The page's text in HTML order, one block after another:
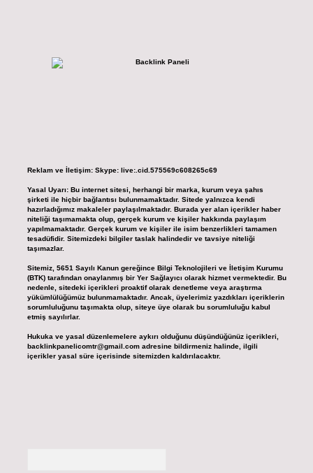
Reklam ve İletişim: Skype: live:.cid.575569c608265c69
Yasal Uyarı: Bu internet sitesi, herhangi bir marka, kurum veya şahıs
şirketi ile hiçbir bağlantısı bulunmamaktadır. Sitede yalnızca kendi
hazırladığımız makaleler paylaşılmaktadır. Burada yer alan içerikler haber
niteliği taşımamakta olup, gerçek kurum ve kişiler hakkında paylaşım
yapılmamaktadır. Gerçek kurum ve kişiler ile isim benzerlikleri tamamen
tesadüfidir. Sitemizdeki bilgiler taslak halindedir ve tavsiye niteliği
taşımazlar.
Sitemiz, 5651 Sayılı Kanun gereğince Bilgi Teknolojileri ve İletişim Kurumu
(BTK) tarafından onaylanmış bir Yer Sağlayıcı olarak hizmet vermektedir. Bu
nedenle, sitedeki içerikleri proaktif olarak denetleme veya araştırma
yükümlülüğümüz bulunmamaktadır. Ancak, üyelerimiz yazdıkları içeriklerin
sorumluluğunu taşımakta olup, siteye üye olarak bu sorumluluğu kabul
etmiş sayılırlar.
Hukuka ve yasal düzenlemelere aykırı olduğunu düşündüğünüz içerikleri,
backlinkpanelicomtr@gmail.comadresine bildirmeniz halinde, ilgili
içerikler yasal süre içerisinde sitemizden kaldırılacaktır.